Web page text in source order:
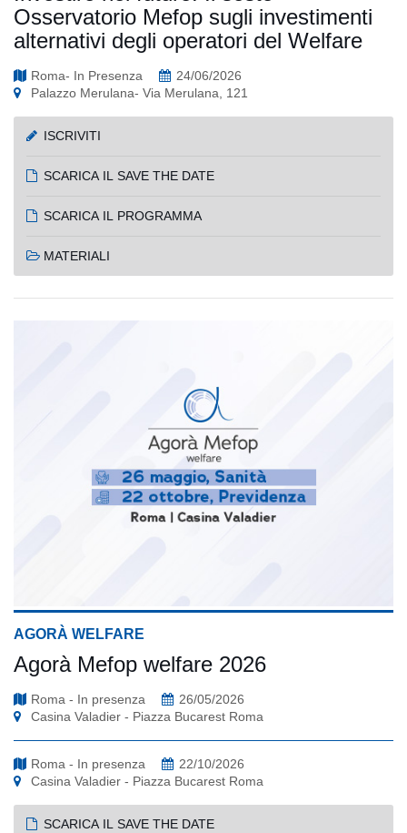
Osservatorio Mefop sugli investimenti
alternativi degli operatori del Welfare
Roma- In Presenza
24/06/2026
Palazzo Merulana- Via Merulana, 121
ISCRIVITI
SCARICA IL SAVE THE DATE
SCARICA IL PROGRAMMA
MATERIALI
AGORÀ WELFARE
Agorà Mefop welfare 2026
Roma - In presenza
26/05/2026
Casina Valadier - Piazza Bucarest Roma
Roma - In presenza
22/10/2026
Casina Valadier - Piazza Bucarest Roma
SCARICA IL SAVE THE DATE